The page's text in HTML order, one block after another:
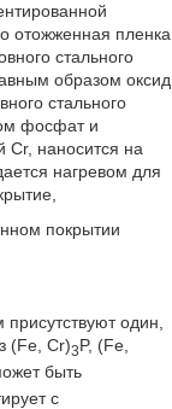
отожженная пленка
стального
образом оксид
стального
фосфат и
Cr, наносится на
нагревом для
покрытии
один,
(Fe, Cr)3P, (Fe,
быть
с